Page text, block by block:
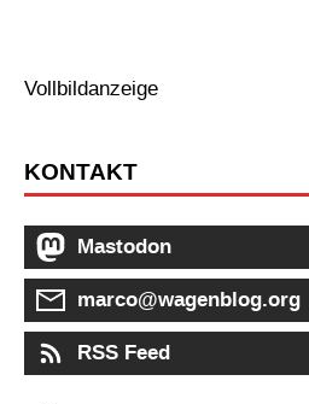
Vollbildanzeige
KONTAKT
Mastodon
marco@wagenblog.org
RSS Feed